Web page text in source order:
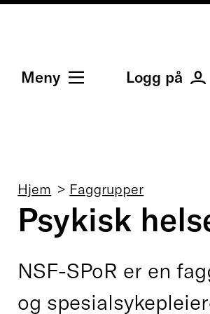
Meny Logg på
Navigasjonssti
Hjem Faggrupper
Psykisk
NSF-SPoR er en
og